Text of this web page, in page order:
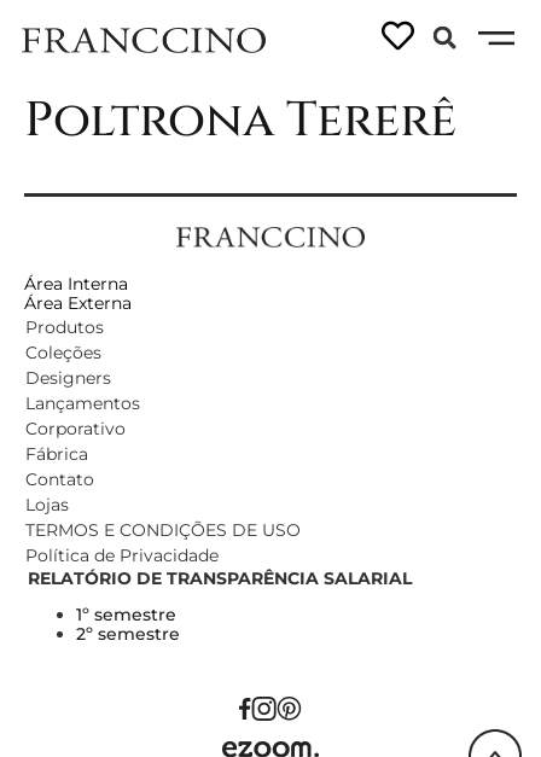
Ficha técnica –
Poltrona Tererê
Área Interna
Área Externa
Produtos
Coleções
Designers
Lançamentos
Corporativo
Fábrica
Contato
Lojas
TERMOS E CONDIÇÕES DE USO
Política de Privacidade
RELATÓRIO DE TRANSPARÊNCIA SALARIAL
1º semestre
2º semestre